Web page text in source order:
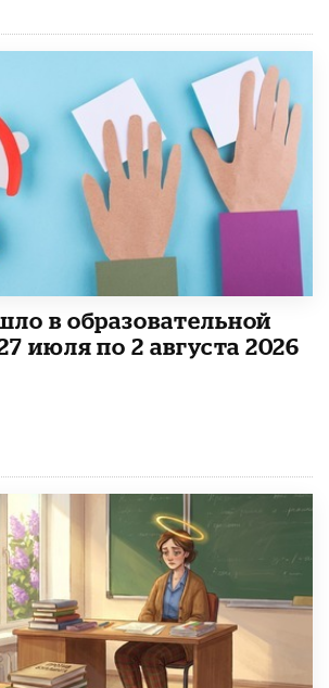
в образовательной
июля по 2 августа 2026